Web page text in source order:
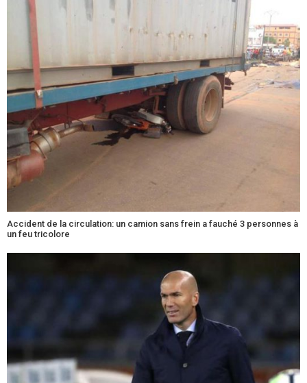
Accident de la circulation: un camion sans frein a fauché 3 personnes à
un feu tricolore